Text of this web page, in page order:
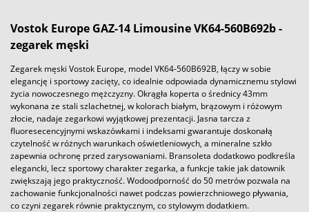
Vostok Europe GAZ-14 Limousine VK64-560B692b -
zegarek męski
Zegarek męski Vostok Europe, model VK64-560B692B, łączy w sobie
elegancję i sportowy zacięty, co idealnie odpowiada dynamicznemu stylowi
życia nowoczesnego mężczyzny. Okrągła koperta o średnicy 43mm
wykonana ze stali szlachetnej, w kolorach białym, brązowym i różowym
złocie, nadaje zegarkowi wyjątkowej prezentacji. Jasna tarcza z
fluoresecencyjnymi wskazówkami i indeksami gwarantuje doskonałą
czytelność w różnych warunkach oświetleniowych, a mineralne szkło
zapewnia ochronę przed zarysowaniami. Bransoleta dodatkowo podkreśla
elegancki, lecz sportowy charakter zegarka, a funkcje takie jak datownik
zwiększają jego praktyczność. Wodoodporność do 50 metrów pozwala na
zachowanie funkcjonalności nawet podczas powierzchniowego pływania,
co czyni zegarek równie praktycznym, co stylowym dodatkiem.